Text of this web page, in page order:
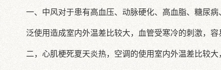
一、中风对于患有高血压、动脉硬化、高血脂、糖尿
泛使用造成室内外温差比较大，血管受寒冷的刺激，
二，心肌梗死夏天炎热，空调的使用室内外温差比较